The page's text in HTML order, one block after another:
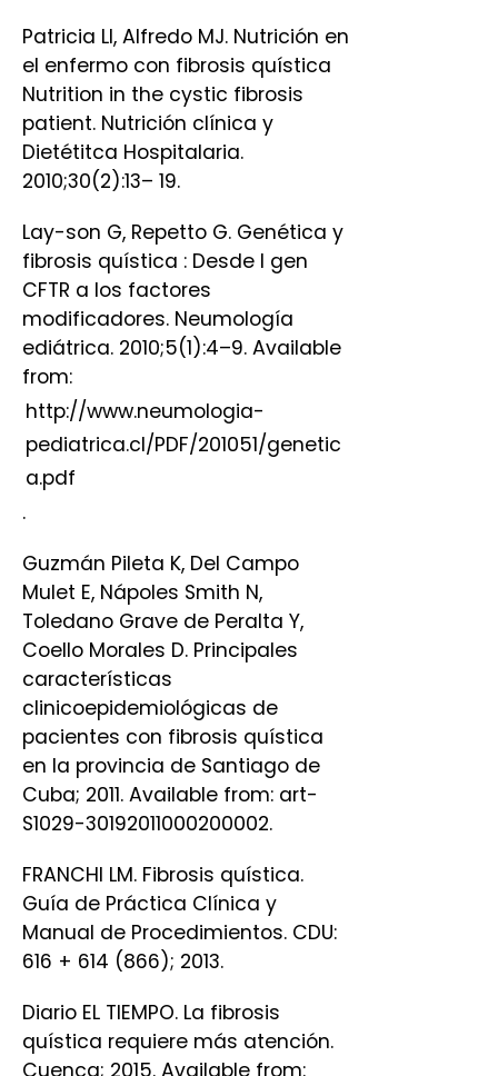
Patricia Ll, Alfredo MJ. Nutrición en
el enfermo con fibrosis quística
Nutrition in the cystic fibrosis
patient. Nutrición clínica y
Dietétitca Hospitalaria.
2010;30(2):13– 19.
Lay-son G, Repetto G. Genética y
fibrosis quística : Desde l gen
CFTR a los factores
modificadores. Neumología
ediátrica. 2010;5(1):4–9. Available
from:
http://www.neumologia-
pediatrica.cl/PDF/201051/genetic
a.pdf
.
Guzmán Pileta K, Del Campo
Mulet E, Nápoles Smith N,
Toledano Grave de Peralta Y,
Coello Morales D. Principales
características
clinicoepidemiológicas de
pacientes con fibrosis quística
en la provincia de Santiago de
Cuba; 2011. Available from: art-
S1029-30192011000200002.
FRANCHI LM. Fibrosis quística.
Guía de Práctica Clínica y
Manual de Procedimientos. CDU:
616 + 614 (866); 2013.
Diario EL TIEMPO. La fibrosis
quística requiere más atención.
Cuenca; 2015. Available from: